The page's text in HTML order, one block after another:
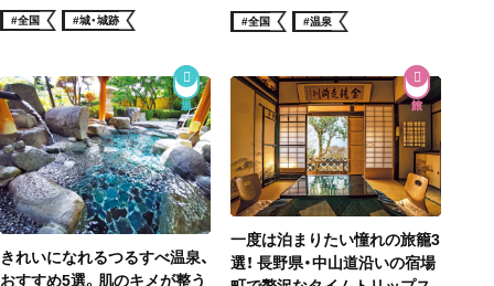
#全国 #城・城跡 #全国 #温泉
きれいになれるつるすべ温泉、
おすすめ5選。肌のキメが整う
一度は泊まりたい憧れの旅籠3
選！ 長野県・中山道沿いの宿場